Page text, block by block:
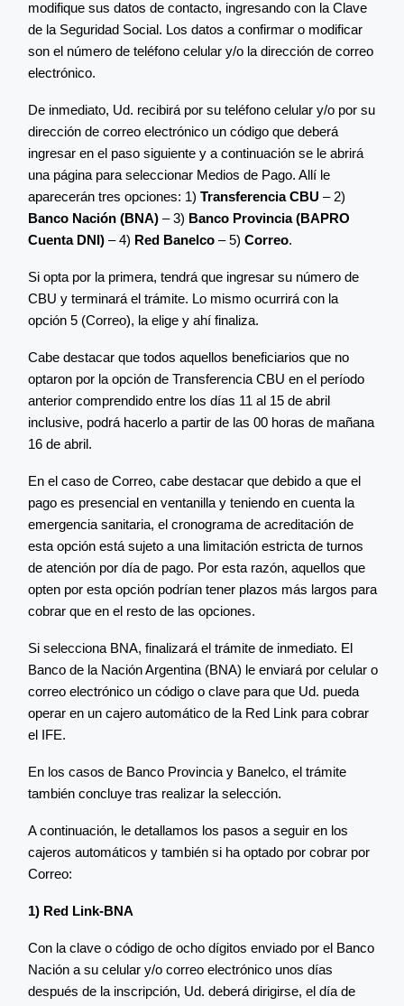
modifique sus datos de contacto, ingresando con la Clave
de la Seguridad Social. Los datos a confirmar o modificar
son el número de teléfono celular y/o la dirección de correo
electrónico.
De inmediato, Ud. recibirá por su teléfono celular y/o por su
dirección de correo electrónico un código que deberá
ingresar en el paso siguiente y a continuación se le abrirá
una página para seleccionar Medios de Pago. Allí le
aparecerán tres opciones: 1) Transferencia CBU – 2)
Banco Nación (BNA) – 3) Banco Provincia (BAPRO
Cuenta DNI) – 4) Red Banelco – 5) Correo.
Si opta por la primera, tendrá que ingresar su número de
CBU y terminará el trámite. Lo mismo ocurrirá con la
opción 5 (Correo), la elige y ahí finaliza.
Cabe destacar que todos aquellos beneficiarios que no
optaron por la opción de Transferencia CBU en el período
anterior comprendido entre los días 11 al 15 de abril
inclusive, podrá hacerlo a partir de las 00 horas de mañana
16 de abril.
En el caso de Correo, cabe destacar que debido a que el
pago es presencial en ventanilla y teniendo en cuenta la
emergencia sanitaria, el cronograma de acreditación de
esta opción está sujeto a una limitación estricta de turnos
de atención por día de pago. Por esta razón, aquellos que
opten por esta opción podrían tener plazos más largos para
cobrar que en el resto de las opciones.
Si selecciona BNA, finalizará el trámite de inmediato. El
Banco de la Nación Argentina (BNA) le enviará por celular o
correo electrónico un código o clave para que Ud. pueda
operar en un cajero automático de la Red Link para cobrar
el IFE.
En los casos de Banco Provincia y Banelco, el trámite
también concluye tras realizar la selección.
A continuación, le detallamos los pasos a seguir en los
cajeros automáticos y también si ha optado por cobrar por
Correo:
1) Red Link-BNA
Con la clave o código de ocho dígitos enviado por el Banco
Nación a su celular y/o correo electrónico unos días
después de la inscripción, Ud. deberá dirigirse, el día de